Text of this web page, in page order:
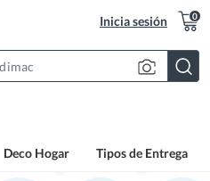
Inicia sesión 0
Deco Hogar Tipos de Entrega